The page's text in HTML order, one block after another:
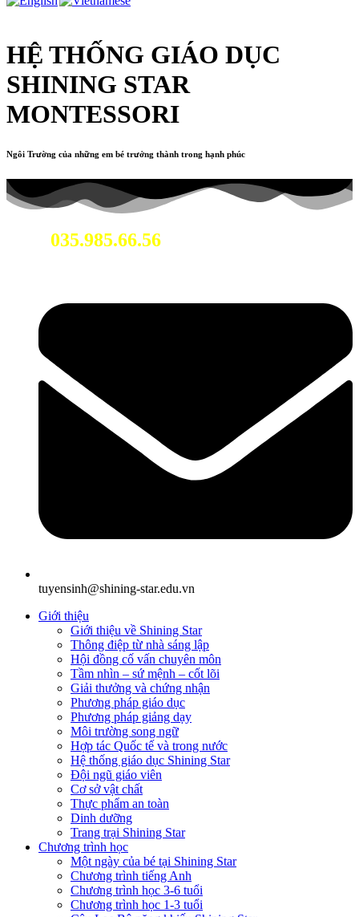
HỆ THỐNG GIÁO DỤC
SHINING STAR
MONTESSORI
Ngôi Trường của những em bé trưởng thành trong hạnh phúc
035.985.66.56
tuyensinh@shining-star.edu.vn
Giới thiệu
Giới thiệu về Shining Star
Thông điệp từ nhà sáng lập
Hội đồng cố vấn chuyên môn
Tầm nhìn – sứ mệnh – cốt lõi
Giải thưởng và chứng nhận
Phương pháp giáo dục
Phương pháp giảng dạy
Môi trường song ngữ
Hợp tác Quốc tế và trong nước
Hệ thống giáo dục Shining Star
Đội ngũ giáo viên
Cơ sở vật chất
Thực phẩm an toàn
Dinh dưỡng
Trang trại Shining Star
Chương trình học
Một ngày của bé tại Shining Star
Chương trình tiếng Anh
Chương trình học 3-6 tuổi
Chương trình học 1-3 tuổi